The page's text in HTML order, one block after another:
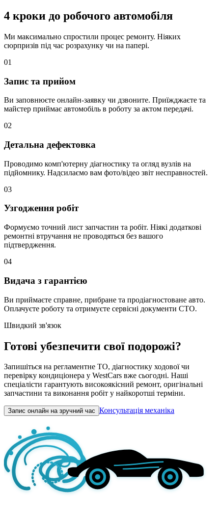
4 кроки до робочого автомобіля
Ми максимально спростили процес ремонту. Ніяких
сюрпризів під час розрахунку чи на папері.
01
Запис та прийом
Ви заповнюєте онлайн-заявку чи дзвоните. Приїжджаєте та
майстер приймає автомобіль в роботу за актом передачі.
02
Детальна дефектовка
Проводимо комп'ютерну діагностику та огляд вузлів на
підйомнику. Надсилаємо вам фото/відео звіт несправностей.
03
Узгодження робіт
Формуємо точний лист запчастин та робіт. Ніякі додаткові
ремонтні втручання не проводяться без вашого
підтвердження.
04
Видача з гарантією
Ви приймаєте справне, прибране та продіагностоване авто.
Оплачуєте роботу та отримуєте сервісні документи СТО.
Швидкий зв'язок
Готові убезпечити свої подорожі?
Запишіться на регламентне ТО, діагностику ходової чи
перевірку кондиціонера у WestCars вже сьогодні. Наші
спеціалісти гарантують високоякісний ремонт, оригінальні
запчастини та виконання робіт у найкоротші терміни.
Запис онлайн на зручний час Консультація механіка